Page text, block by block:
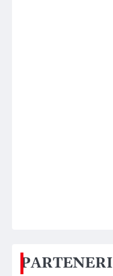
PARTENERI